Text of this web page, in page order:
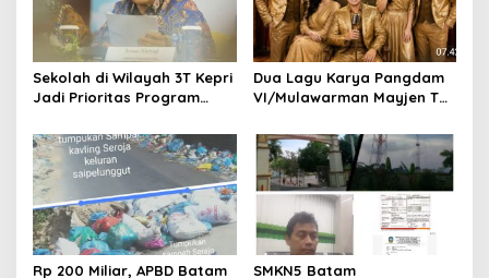
g
a
t
i
o
n
Sekolah di Wilayah 3T Kepri
Jadi Prioritas Program
2026
Dua Lagu Karya Pangdam
VI/Mulawarman Mayjen TNI
Singing Competition HUT
Ke-81 RI
Rp 200 Miliar, APBD Batam SMKN5 Batam